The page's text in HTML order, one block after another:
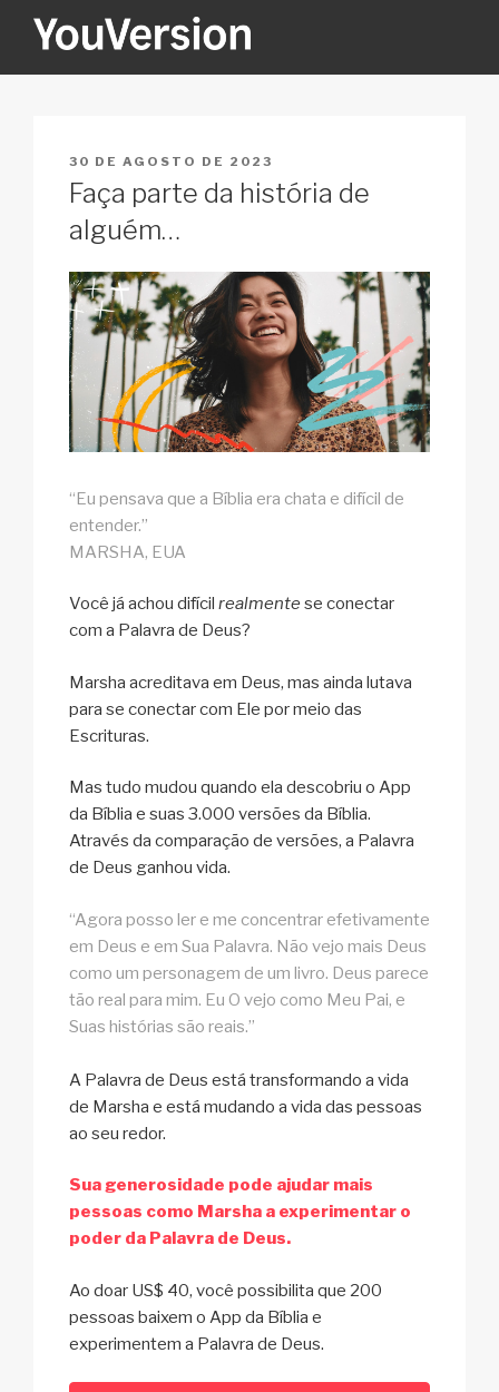
YOUVERSION
PUBLICADO
EM
30 DE AGOSTO DE 2023
Faça parte da história de
alguém…
“Eu pensava que a Bíblia era chata e difícil de
entender.”
MARSHA, EUA
Você já achou difícil realmente se conectar
com a Palavra de Deus?
Marsha acreditava em Deus, mas ainda lutava
para se conectar com Ele por meio das
Escrituras.
Mas tudo mudou quando ela descobriu o App
da Bíblia e suas 3.000 versões da Bíblia.
Através da comparação de versões, a Palavra
de Deus ganhou vida.
“Agora posso ler e me concentrar efetivamente
em Deus e em Sua Palavra. Não vejo mais Deus
como um personagem de um livro. Deus parece
tão real para mim. Eu O vejo como Meu Pai, e
Suas histórias são reais.”
A Palavra de Deus está transformando a vida
de Marsha e está mudando a vida das pessoas
ao seu redor.
Sua generosidade pode ajudar mais
pessoas como Marsha a experimentar o
poder da Palavra de Deus.
Ao doar US$ 40, você possibilita que 200
pessoas baixem o App da Bíblia e
experimentem a Palavra de Deus.